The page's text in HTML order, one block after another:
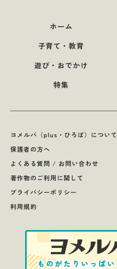
ホーム
子育て・教育
遊び・おでかけ
特集
ヨメルバ（plus・ひろば）について
保護者の方へ
よくある質問 / お問い合わせ
著作物のご利用に関して
プライバシーポリシー
利用規約